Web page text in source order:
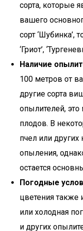
сорта, которые
вашего
сорт ‘Шубинка’,
‘Гриот’,
Наличие
100 метров от
другие сорта
опылителей,
плодов. В
пчел или
опыления,
остается
Погодные
цветения
или холодная
и других